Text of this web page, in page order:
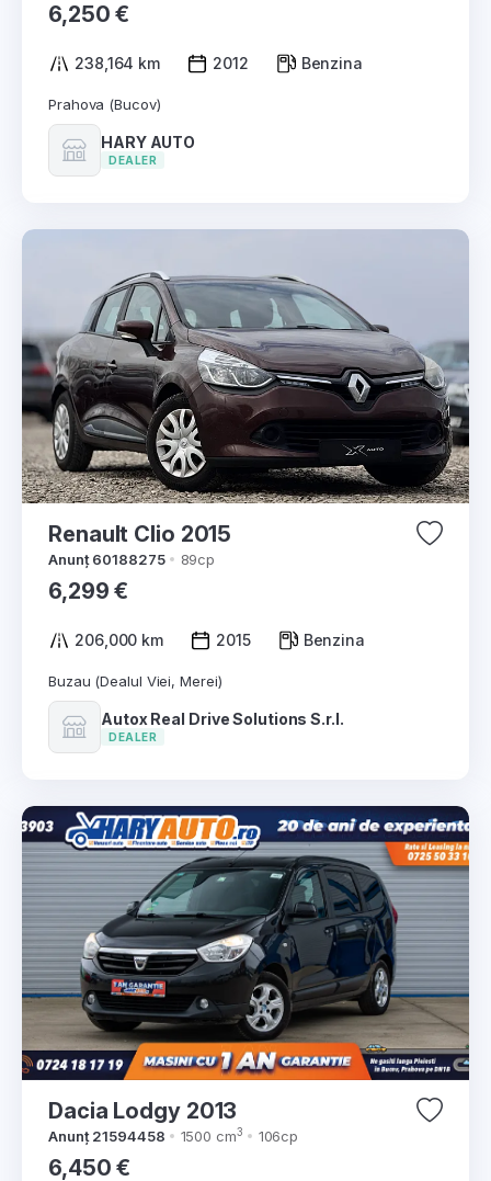
6,250 €
238,164 km 2012 Benzina
Prahova (Bucov)
HARY AUTO
DEALER
Renault Clio 2015
Anunț 60188275 89cp
6,299 €
206,000 km 2015 Benzina
Buzau (Dealul Viei, Merei)
Autox Real Drive Solutions S.r.l.
DEALER
Dacia Lodgy 2013
Anunț 21594458 1500 cm3 106cp
6,450 €